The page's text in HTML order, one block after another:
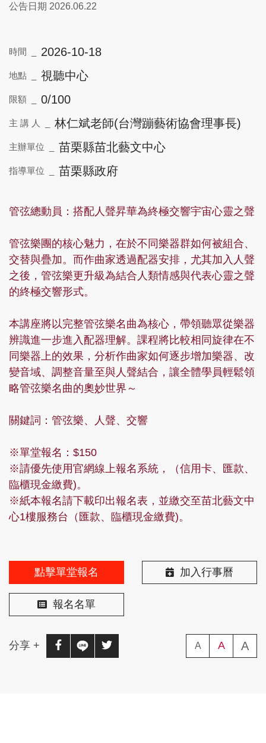
公告日期 2026.06.22
時間 _ 2026-10-18
地點 _ 視聽中心
限額 _ 0/100
主 講 人 _ 林仁斌老師(台灣蹦藝術協會理事長)
主辦單位 _ 苗栗縣苗北藝文中心
指導單位 _ 苗栗縣政府
管弦總動員：搭配人聲昇華為終極交響宇宙心靈之聲
管弦樂團的核心魅力，在於不同樂器群如何被組合、
交替與疊加。而作曲家透過配器安排，尤其加入人聲
之後，管弦樂更升級為結合人類情感與代表心靈之聲
的終極交響形式。
本講座將以完整管弦樂名曲為核心，帶領聽眾從樂器
辨識進一步進入配器理解。課程將比較相同旋律在不
同樂器上的效果，分析作曲家如何逐步增加樂器、改
變音域、調整音量至與人聲結合，讓全體學員輕鬆領
略管弦樂名曲的奧妙世界～
關鍵詞：管弦樂、人聲、交響
※單堂報名：$150
※請優先使用官網線上報名系統，（信用卡、匯款、
臨櫃現金繳費)。
※紙本報名請下載印出報名表，並繳交至苗北藝文中
心1樓服務台（匯款、臨櫃現金繳費)。
點擊單堂報名 加入行事曆
報名名單
分享 + 分享至facebook(另開新視窗)
分享至line(另開新視窗)
分享至twitter(另開新視窗)
A (字級小)
A(字級中)
A